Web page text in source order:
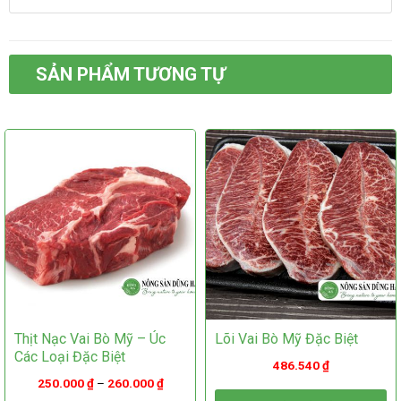
có
thể.
Các
được
chọn
trên
trang
sản
phẩm
nhiều
thể.
thể
được
chọn
trên
trang
sản
phẩm
SẢN PHẨM TƯƠNG TỰ
Thịt Nạc Vai Bò Mỹ – Úc
Các Loại Đặc Biệt
250.000₫– 260.000₫
Lõi Vai Bò Mỹ Đặc Biệt
486.540₫